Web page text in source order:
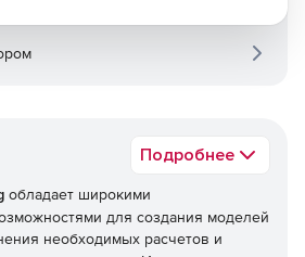
Подробнее
обладает широкими
для создания моделей
необходимых расчетов и